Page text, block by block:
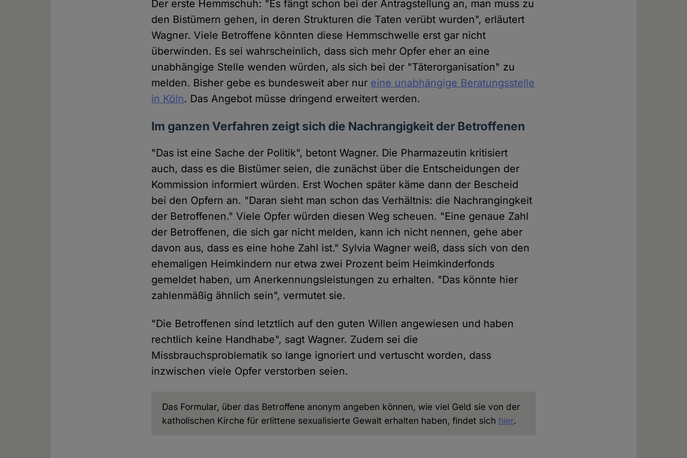
Der erste Hemmschuh: "Es fängt schon bei der Antragstellung an, man muss zu
den Bistümern gehen, in deren Strukturen die Taten verübt wurden", erläutert
Wagner. Viele Betroffene könnten diese Hemmschwelle erst gar nicht
überwinden. Es sei wahrscheinlich, dass sich mehr Opfer eher an eine
unabhängige Stelle wenden würden, als sich bei der "Täterorganisation" zu
melden. Bisher gebe es bundesweit aber nur eine unabhängige Beratungsstelle
in Köln. Das Angebot müsse dringend erweitert werden.
Im ganzen Verfahren zeigt sich die Nachrangigkeit der Betroffenen
"Das ist eine Sache der Politik", betont Wagner. Die Pharmazeutin kritisiert
auch, dass es die Bistümer seien, die zunächst über die Entscheidungen der
Kommission informiert würden. Erst Wochen später käme dann der Bescheid
bei den Opfern an. "Daran sieht man schon das Verhältnis: die Nachrangingkeit
der Betroffenen." Viele Opfer würden diesen Weg scheuen. "Eine genaue Zahl
der Betroffenen, die sich gar nicht melden, kann ich nicht nennen, gehe aber
davon aus, dass es eine hohe Zahl ist." Sylvia Wagner weiß, dass sich von den
ehemaligen Heimkindern nur etwa zwei Prozent beim Heimkinderfonds
gemeldet haben, um Anerkennungsleistungen zu erhalten. "Das könnte hier
zahlenmäßig ähnlich sein", vermutet sie.
"Die Betroffenen sind letztlich auf den guten Willen angewiesen und haben
rechtlich keine Handhabe", sagt Wagner. Zudem sei die
Missbrauchsproblematik so lange ignoriert und vertuscht worden, dass
inzwischen viele Opfer verstorben seien.
Das Formular, über das Betroffene anonym angeben können, wie viel Geld sie von der
katholischen Kirche für erlittene sexualisierte Gewalt erhalten haben, findet sich hier.